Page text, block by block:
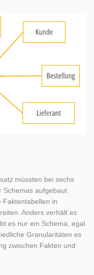
müssten bei sechs
Schemas aufgebaut
Faktentabellen in
Anders verhält es
es nur ein Schema, egal
Granularitäten es
zwischen Fakten und